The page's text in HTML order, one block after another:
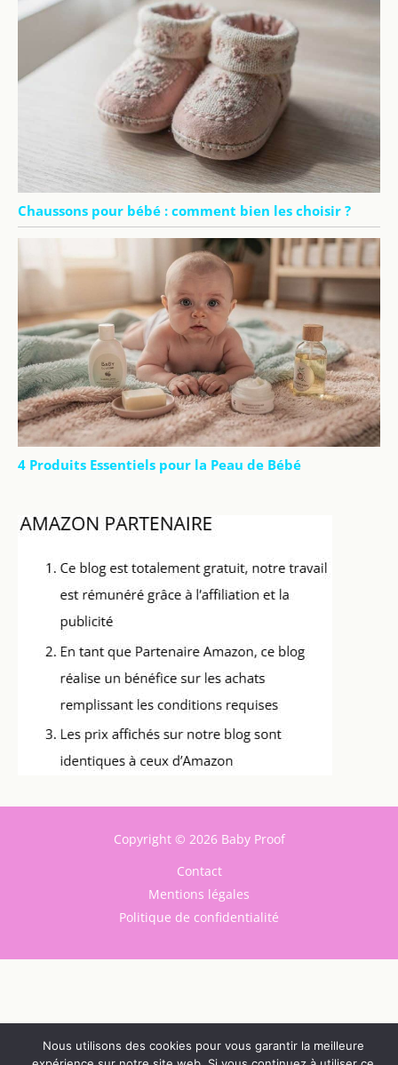
Chaussons pour bébé : comment bien les choisir ?
4 Produits Essentiels pour la Peau de Bébé
Copyright © 2026 Baby Proof
Contact
Mentions légales
Politique de confidentialité
Nous utilisons des cookies pour vous garantir la meilleure